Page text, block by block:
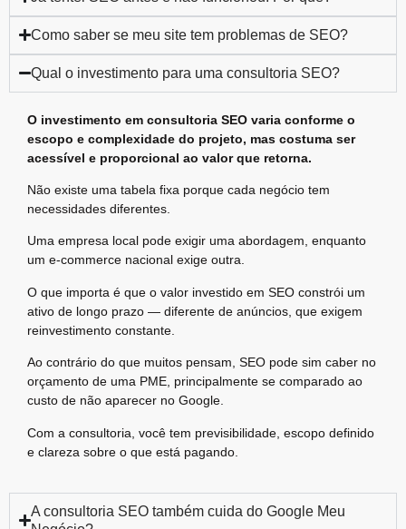
Como saber se meu site tem problemas de SEO?
Qual o investimento para uma consultoria SEO?
O investimento em consultoria SEO varia conforme o
escopo e complexidade do projeto, mas costuma ser
acessível e proporcional ao valor que retorna.
Não existe uma tabela fixa porque cada negócio tem
necessidades diferentes.
Uma empresa local pode exigir uma abordagem, enquanto
um e-commerce nacional exige outra.
O que importa é que o valor investido em SEO constrói um
ativo de longo prazo — diferente de anúncios, que exigem
reinvestimento constante.
Ao contrário do que muitos pensam, SEO pode sim caber no
orçamento de uma PME, principalmente se comparado ao
custo de não aparecer no Google.
Com a consultoria, você tem previsibilidade, escopo definido
e clareza sobre o que está pagando.
A consultoria SEO também cuida do Google Meu